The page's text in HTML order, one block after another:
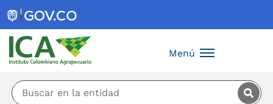
Menú